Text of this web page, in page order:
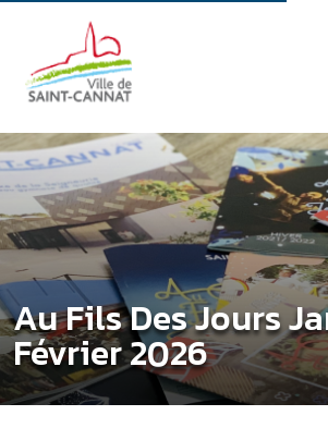
Au Fils Des Jours
Février 2026